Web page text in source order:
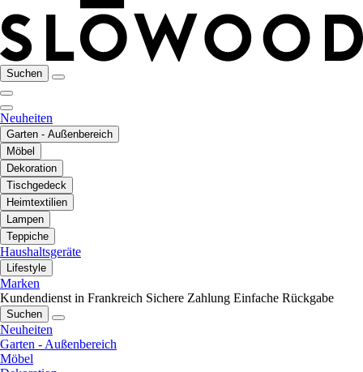
Suchen
Neuheiten
Garten - Außenbereich
Möbel
Dekoration
Tischgedeck
Heimtextilien
Lampen
Teppiche
Haushaltsgeräte
Lifestyle
Marken
Kundendienst in Frankreich Sichere Zahlung Einfache Rückgabe
Suchen
Neuheiten
Garten - Außenbereich
Möbel